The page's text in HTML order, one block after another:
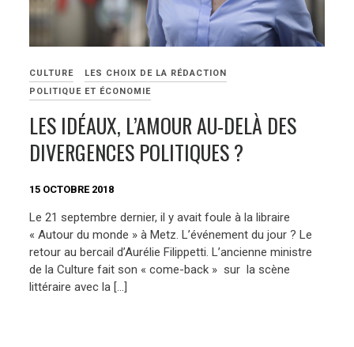
CULTURE
LES CHOIX DE LA RÉDACTION
POLITIQUE ET ÉCONOMIE
LES IDÉAUX, L’AMOUR AU-DELÀ DES
DIVERGENCES POLITIQUES ?
15 OCTOBRE 2018
Le 21 septembre dernier, il y avait foule à la libraire
« Autour du monde » à Metz. L’événement du jour ? Le
retour au bercail d’Aurélie Filippetti. L’ancienne ministre
de la Culture fait son « come-back » sur la scène
littéraire avec la […]